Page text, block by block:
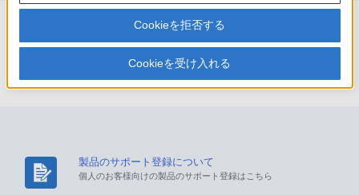
製品のサポート登録について
個人のお客様向けの製品のサポート登録はこちら
Cookieを拒否する
Cookieを受け入れる